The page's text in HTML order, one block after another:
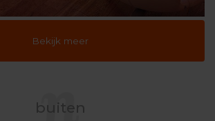
Bekijk meer
buiten